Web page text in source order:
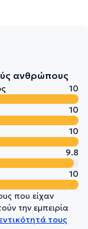
ανθρώπους
10
10
10
9.8
10
που είχαν
την εμπειρία
τους